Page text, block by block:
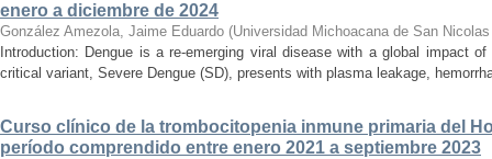
enero a diciembre de 2024
González Amezola, Jaime Eduardo (Universidad Michoacana de San
Introduction: Dengue is a re-emerging viral disease with a global impact
critical variant, Severe Dengue (SD), presents with plasma leakage,
Curso clínico de la trombocitopenia inmune primaria del
período comprendido entre enero 2021 a septiembre 2023